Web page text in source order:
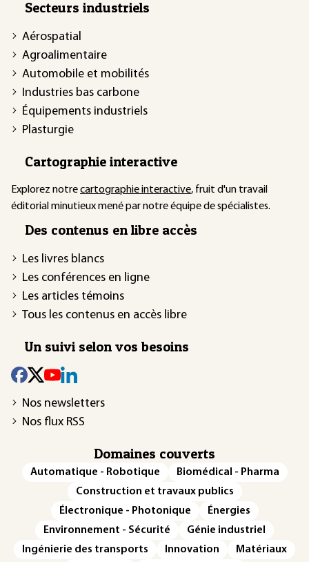
Secteurs industriels
Aérospatial
Agroalimentaire
Automobile et mobilités
Industries bas carbone
Équipements industriels
Plasturgie
Cartographie interactive
Explorez notrecartographie interactive, fruit d'un travail
éditorial minutieux mené par notre équipe de spécialistes.
Des contenus en libre accès
Les livres blancs
Les conférences en ligne
Les articles témoins
Tous les contenus en accès libre
Un suivi selon vos besoins
Nos newsletters
Nos flux RSS
Domaines couverts
Automatique - Robotique
Biomédical - Pharma
Construction et travaux publics
Électronique - Photonique
Énergies
Environnement - Sécurité
Génie industriel
Ingénierie des transports
Innovation
Matériaux